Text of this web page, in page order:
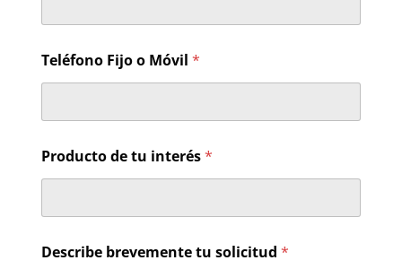
Teléfono Fijo o Móvil *
Producto de tu interés*
Describe brevemente tu solicitud *